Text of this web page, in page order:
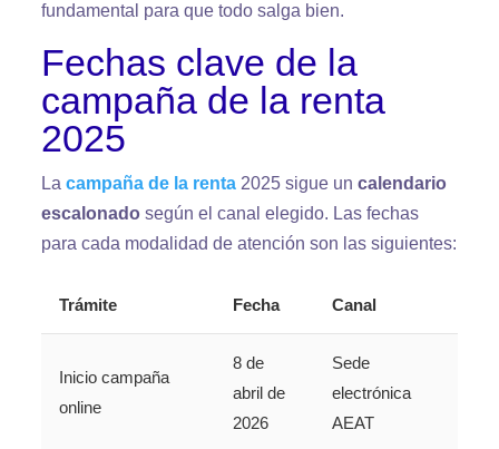
fundamental para que todo salga bien.
Fechas clave de la
campaña de la renta
2025
La campaña de la renta2025 sigue un calendario
escalonadosegún el canal elegido. Las fechas
para cada modalidad de atención son las siguientes:
Trámite Fecha Canal
Inicio campaña
online
8 de
abril de
2026
Sede
electrónica
AEAT